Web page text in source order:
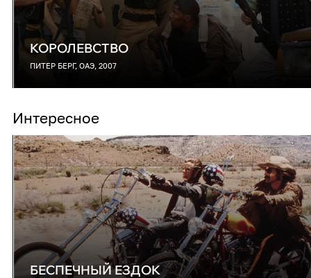
КОРОЛЕВСТВО
ПИТЕР БЕРГ, ОАЭ, 2007
Интересное
БЕСПЕЧНЫЙ ЕЗДОК